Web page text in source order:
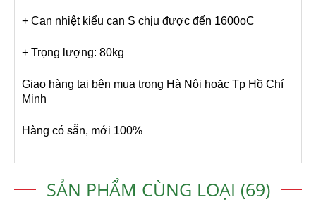
+ Can nhiệt kiểu can S chịu được đến 1600oC
+ Trọng lượng: 80kg
Giao hàng tại bên mua trong Hà Nội hoặc Tp Hồ Chí
Minh
Hàng có sẵn, mới 100%
SẢN PHẨM CÙNG LOẠI (69)